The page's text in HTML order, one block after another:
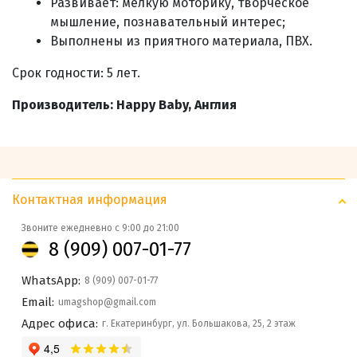
мышление, познавательный интерес;
Выполнены из приятного материала, ПВХ.
Срок годности: 5 лет.
Производитель: Happy Baby, Англия
Контактная информация
Звоните ежедневно с 9:00 до 21:00
8 (909) 007-01-77
WhatsApp: 8 (909) 007-01-77
Email: umagshop@gmail.com
Адрес офиса: г. Екатеринбург, ул. Большакова, 25, 2 этаж